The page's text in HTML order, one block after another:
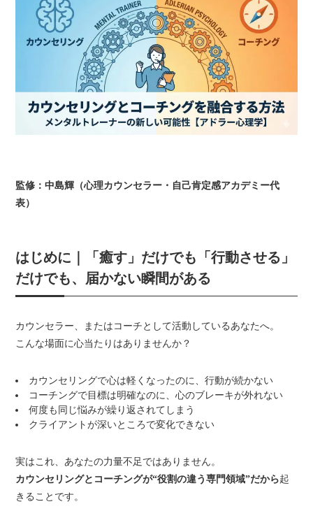
監修：中島輝（心理カウンセラー・自己肯定感アカデミー代
表）
はじめに｜「癒す」だけでも「行動させる」
だけでも、届かない瞬間がある
カウンセラー、またはコーチとして活動しているあなたへ。
こんな場面に心当たりはありませんか？
カウンセリングで心は軽くなったのに、行動が続かない
コーチングで目標は明確なのに、心のブレーキが外れない
何度も同じ悩みが繰り返されてしまう
クライアントが深いところで変化できない
実はこれ、あなたの力量不足ではありません。
カウンセリングとコーチングが“役割の違う専門領域”だから起
きることです。